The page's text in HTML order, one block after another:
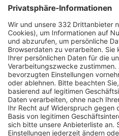
HÄUFIG BESUCHTE
Pässe und Vereinswechsel
Trainerausbildung
Schulungsangebot
BFV-Geschäftsstellen
Trainerbörse
Login SpielPlus